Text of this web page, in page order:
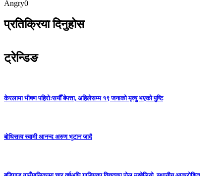
Angry0
प्रतिक्रिया दिनुहोस
ट्रेन्डिङ
केरलामा भीषण पहिरोःसयौँ बेपत्ता, अहिलेसम्म १९ जनाको मृत्यु भएको पुष्टि
बोधिसत्व स्वामी आनन्द अरुण भुटान जादै